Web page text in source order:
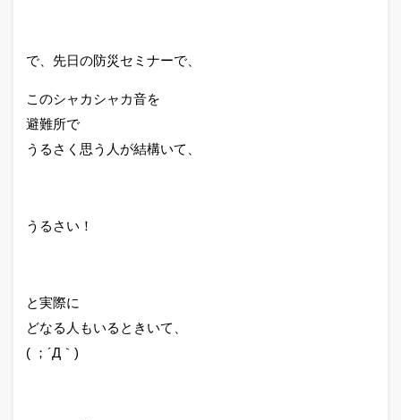
で、先日の防災セミナーで、
このシャカシャカ音を
避難所で
うるさく思う人が結構いて、
うるさい！
と実際に
どなる人もいるときいて、
( ；´Д｀)